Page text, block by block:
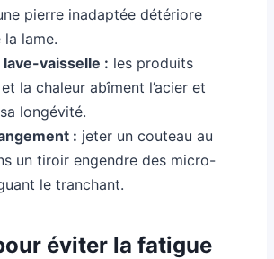
pierre inadaptée détériore
lame.
lave-vaisselle : les produits
la chaleur abîment l’acier et
longévité.
: jeter un couteau au
un tiroir engendre des micro-
le tranchant.
éviter la fatigue